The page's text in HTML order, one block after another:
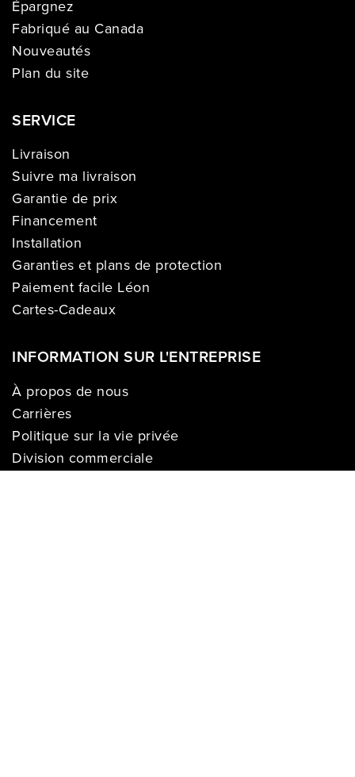
Épargnez
Fabriqué au Canada
Nouveautés
Plan du site
SERVICE
Livraison
Suivre ma livraison
Garantie de prix
Financement
Installation
Garanties et plans de protection
Paiement facile Léon
Cartes-Cadeaux
INFORMATION SUR L'ENTREPRISE
À propos de nous
Carrières
Politique sur la vie privée
Division commerciale